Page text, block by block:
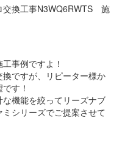
交換工事N3WQ6RWTS 施
事例ですよ！
ですが、リピーター様か
す！
機能を絞ってリーズナブ
シリーズでご提案させて